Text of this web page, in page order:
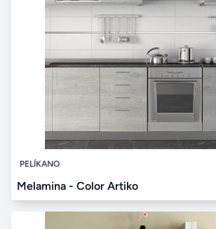
PELÍKANO
Melamina - Color Artiko